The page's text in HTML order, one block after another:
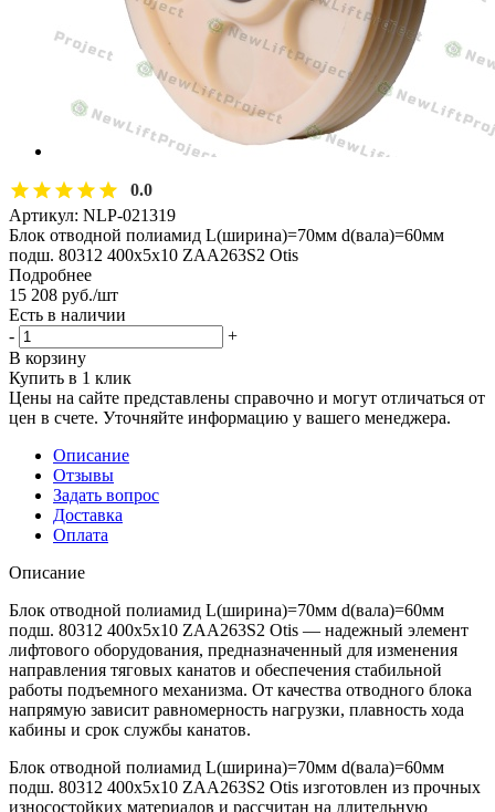
0.0
Артикул: NLP-021319
Блок отводной полиамид L(ширина)=70мм d(вала)=60мм
подш. 80312 400х5х10 ZAA263S2 Otis
Подробнее
15 208 руб./шт
Есть в наличии
-
+
В корзину
Купить в 1 клик
Цены на сайте представлены справочно и могут отличаться от
цен в счете. Уточняйте информацию у вашего менеджера.
Описание
Отзывы
Задать вопрос
Доставка
Оплата
Описание
Блок отводной полиамид L(ширина)=70мм d(вала)=60мм
подш. 80312 400х5х10 ZAA263S2 Otis — надежный элемент
лифтового оборудования, предназначенный для изменения
направления тяговых канатов и обеспечения стабильной
работы подъемного механизма. От качества отводного блока
напрямую зависит равномерность нагрузки, плавность хода
кабины и срок службы канатов.
Блок отводной полиамид L(ширина)=70мм d(вала)=60мм
подш. 80312 400х5х10 ZAA263S2 Otis изготовлен из прочных
износостойких материалов и рассчитан на длительную